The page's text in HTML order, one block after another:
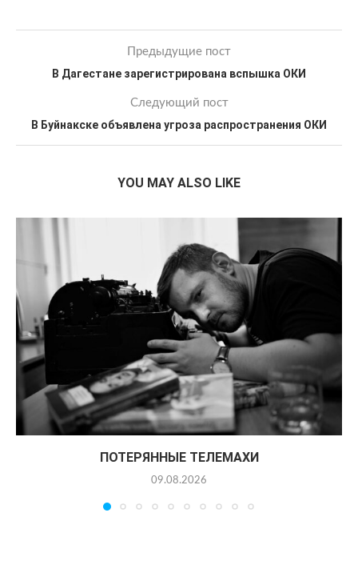
Предыдущие пост
В Дагестане зарегистрирована вспышка ОКИ
Следующий пост
В Буйнакске объявлена угроза распространения ОКИ
YOU MAY ALSO LIKE
ПОТЕРЯННЫЕ ТЕЛЕМАХИ
09.08.2026